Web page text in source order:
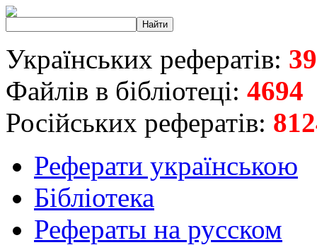
Українських рефератів:
Файлів в бібліотеці: 4694
Російських рефератів:
Реферати українською
Бібліотека
Рефераты на русском